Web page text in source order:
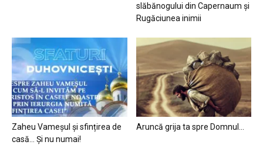
slăbănogului din Capernaum și
Rugăciunea inimii
Zaheu Vameșul și sfințirea de
casă… Și nu numai!
Aruncă grija ta spre Domnul…